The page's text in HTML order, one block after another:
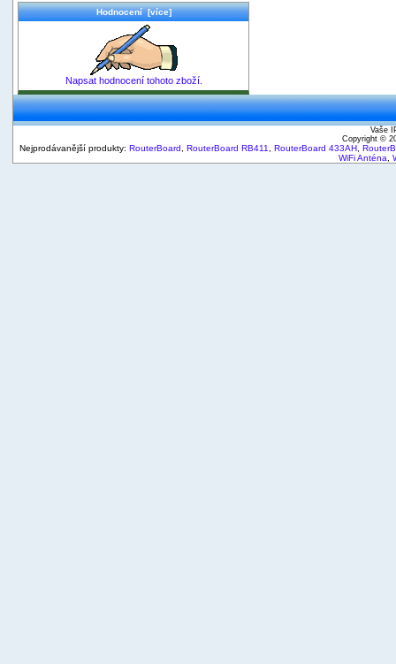
Hodnocení [více]
Napsat hodnocení tohoto zboží.
Vaše
Copyright ©
Nejprodávanější produkty: RouterBoard RouterBoard RB411 RouterBoard 433AH
WiFi Anténa